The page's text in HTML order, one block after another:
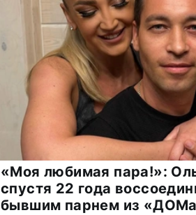
«Моя любимая пара!»:
спустя 22 года
бывшим парнем из